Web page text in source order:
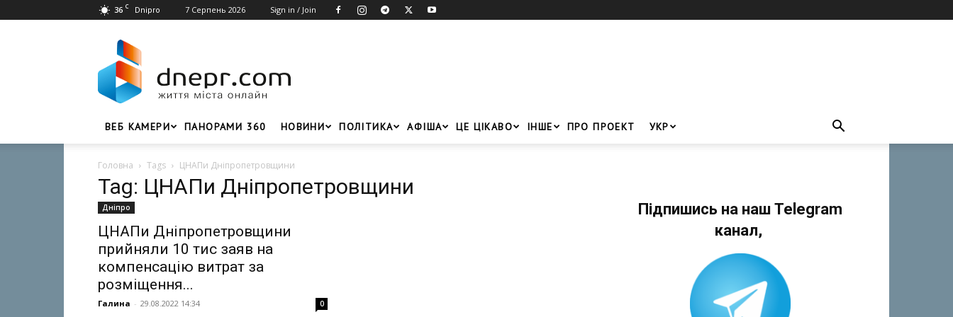
36 C Dnipro 7 Серпень 2026 Sign in / Join
Головний
портал
Дніпра
ВЕБ КАМЕРИ ПАНОРАМИ 360 НОВИНИ ПОЛІТИКА АФІША ЦЕ ЦІКАВО ІНШЕ ПРО ПРОЕКТ УКР
Головна Tags ЦНАПи Дніпропетровщини
Tag: ЦНАПи Дніпропетровщини
Дніпро
ЦНАПи Дніпропетровщини
прийняли 10 тис заяв на
компенсацію витрат за
розміщення...
Галина - 29.08.2022 14:34 0
Підпишись на наш Telegram
канал,